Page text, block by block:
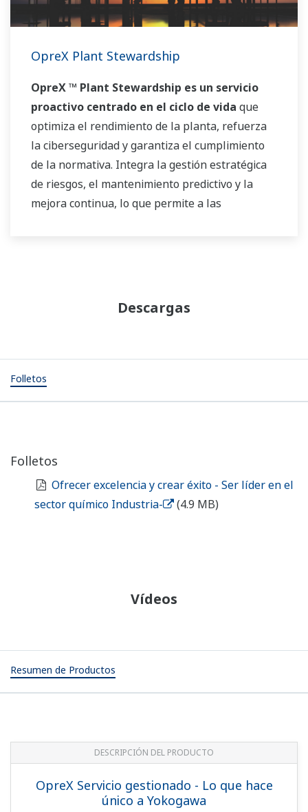
OpreX Plant Stewardship
OpreX ™ Plant Stewardship es un servicio
proactivo centrado en el ciclo de vida que
optimiza el rendimiento de la planta, refuerza
la ciberseguridad y garantiza el cumplimiento
de la normativa. Integra la gestión estratégica
de riesgos, el mantenimiento predictivo y la
mejora continua, lo que permite a las
y conduce
a largo plazo y valor empresarial.
Descargas
Folletos
Folletos
Ofrecer excelencia y crear éxito - Ser líder en el
sector químico Industria-
(4.9 MB)
Vídeos
Resumen de Productos
DESCRIPCIÓN DEL PRODUCTO
OpreX Servicio gestionado - Lo que hace
único a Yokogawa